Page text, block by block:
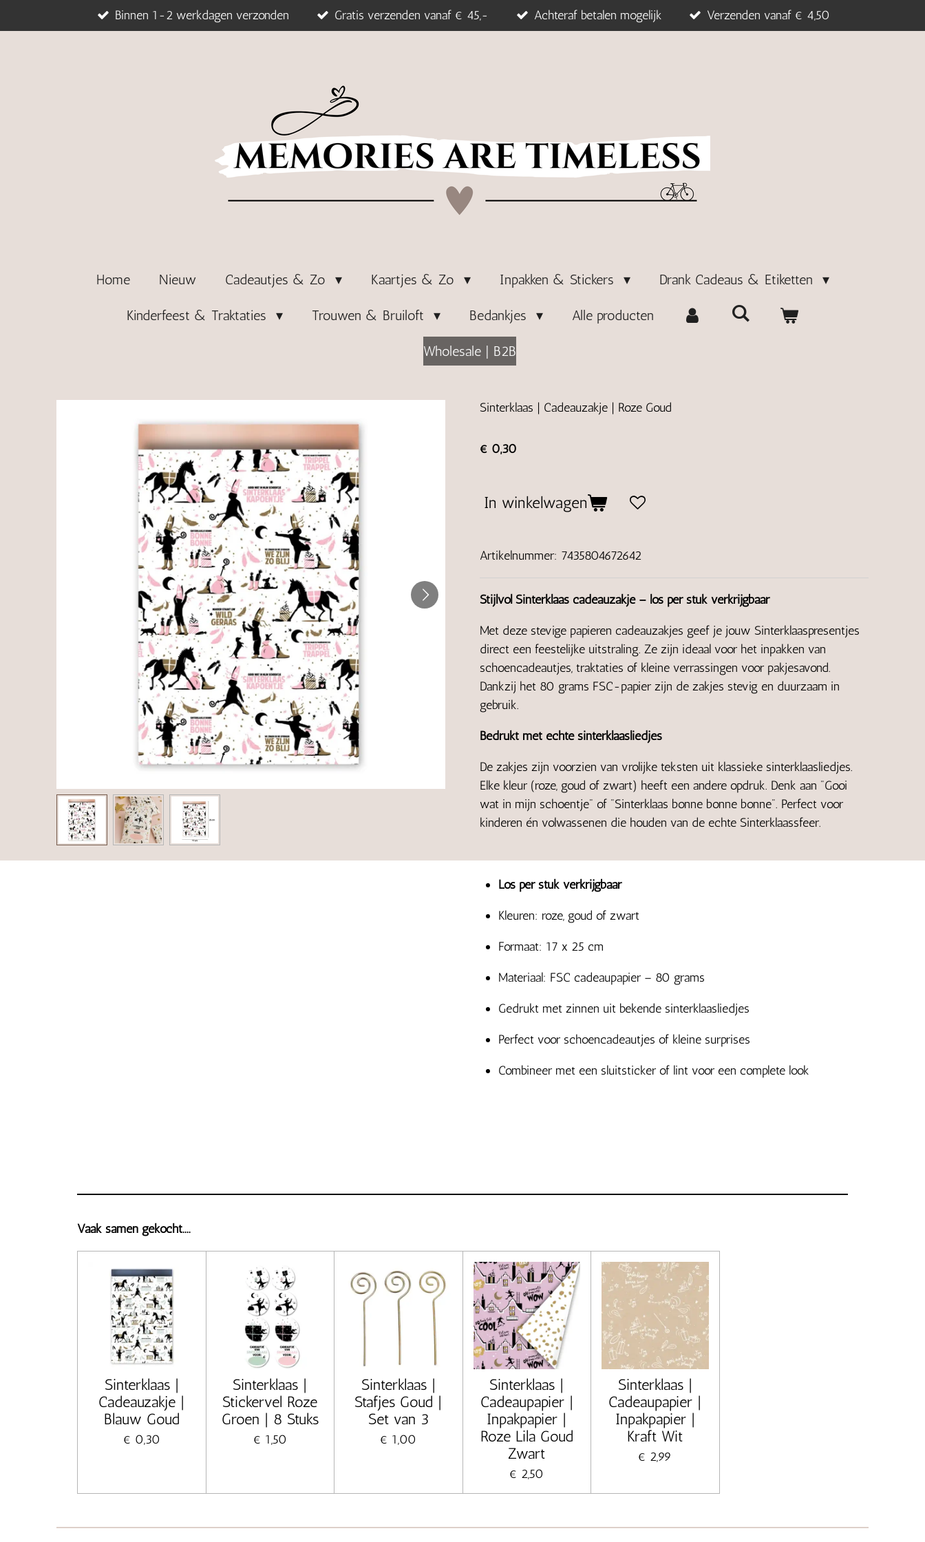
direct
Binnen 1-2 werkdagen verzonden Gratis verzenden vanaf € 45,- Achteraf betalen mogelijk Verzenden vanaf € 4,50
Home Nieuw Cadeautjes & Zo Kaartjes & Zo Inpakken & Stickers Drank Cadeaus & Etiketten
Kinderfeest & Traktaties Trouwen & Bruiloft Bedankjes Alle producten
Wholesale | B2B
Sinterklaas | Cadeauzakje | Roze Goud
€ 0,30
In winkelwagen
Artikelnummer: 7435804672642
Stijlvol Sinterklaas cadeauzakje – los per stuk verkrijgbaar
Met deze stevige papieren cadeauzakjes geef je jouw Sinterklaaspresentjes
direct een feestelijke uitstraling. Ze zijn ideaal voor het inpakken van
schoencadeautjes, traktaties of kleine verrassingen voor pakjesavond.
Dankzij het 80 grams FSC-papier zijn de zakjes stevig en duurzaam in
gebruik.
Bedrukt met echte sinterklaasliedjes
De zakjes zijn voorzien van vrolijke teksten uit klassieke sinterklaasliedjes.
Elke kleur (roze, goud of zwart) heeft een andere opdruk. Denk aan "Gooi
wat in mijn schoentje" of "Sinterklaas bonne bonne bonne". Perfect voor
kinderen én volwassenen die houden van de echte Sinterklaassfeer.
Los per stuk verkrijgbaar
Kleuren: roze, goud of zwart
Formaat: 17 x 25 cm
Materiaal: FSC cadeaupapier – 80 grams
Gedrukt met zinnen uit bekende sinterklaasliedjes
Perfect voor schoencadeautjes of kleine surprises
Combineer met een sluitsticker of lint voor een complete look
Vaak samen gekocht....
Sinterklaas |
Cadeauzakje |
Blauw Goud
€ 0,30
Sinterklaas |
Stickervel Roze
Groen | 8 Stuks
€ 1,50
Sinterklaas |
Stafjes Goud |
Set van 3
€ 1,00
Sinterklaas |
Cadeaupapier |
Inpakpapier |
Roze Lila Goud
Zwart
€ 2,50
Sinterklaas |
Cadeaupapier |
Inpakpapier |
Kraft Wit
€ 2,99